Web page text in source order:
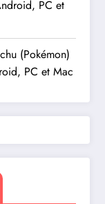
PC et
(Pokémon)
PC et Mac